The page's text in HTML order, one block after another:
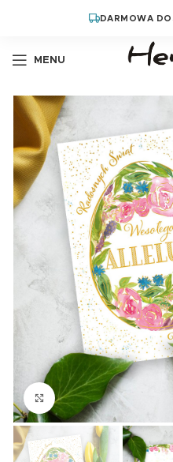
DARMOWA
MENU
Kliknij aby powiększyć